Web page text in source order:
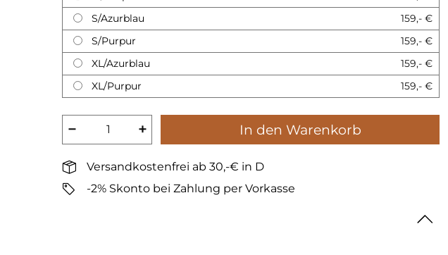
S/Azurblau
159,- €
S/Purpur
159,- €
XL/Azurblau
159,- €
XL/Purpur
159,- €
− + In den Warenkorb
Versandkostenfrei ab 30,-€ in D
-2% Skonto bei Zahlung per Vorkasse